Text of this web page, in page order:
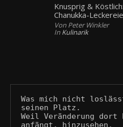
Knusprig &
Chanukka-
Von Peter Winkler
In Kulinarik
Was mich nicht
seinen Platz.
Weil Veränderung dort
anfängt, hinzusehen.